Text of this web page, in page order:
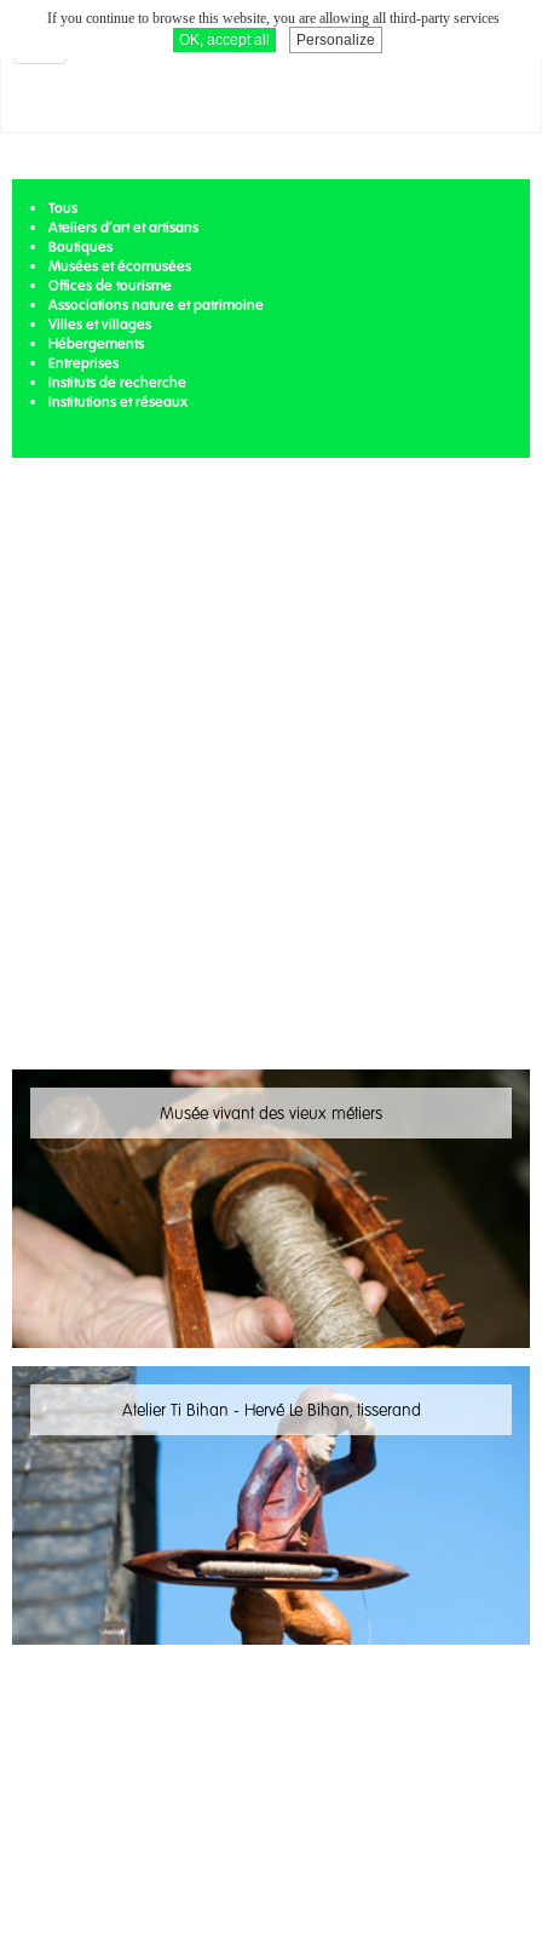
navigation
LIN ET CHANVRE EN BRETAGNE
Tous
Ateliers d’art et artisans
Boutiques
Musées et écomusées
Offices de tourisme
Associations nature et patrimoine
Villes et villages
Hébergements
Entreprises
Instituts de recherche
Institutions et réseaux
Musée vivant des vieux métiers
Atelier Ti Bihan - Hervé Le Bihan, tisserand
If you continue to browse this website, you are allowing all third-party services
OK, accept all
Personalize